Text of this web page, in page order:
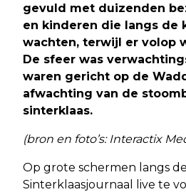
gevuld met duizenden
en kinderen die langs de
wachten, terwijl er volop
De sfeer was
waren gericht op de
afwachting van de
sinterklaas.
(bron en foto’s: Interactix
Op grote schermen langs
Sinterklaasjournaal live te